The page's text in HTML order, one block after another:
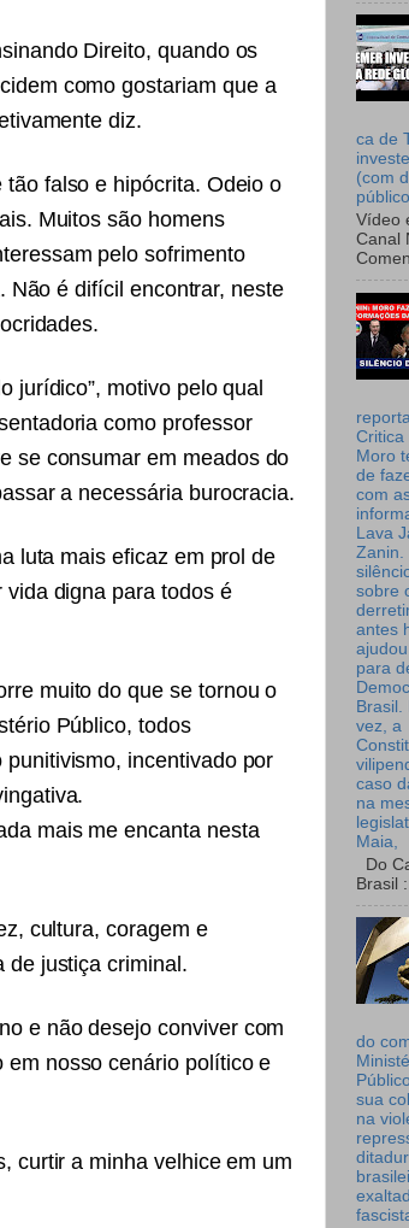
Direito, quando os
como gostariam que a
diz.
falso e hipócrita. Odeio o
Muitos são homens
pelo sofrimento
Não é difícil encontrar, neste
jurídico”, motivo pelo qual
como professor
se consumar em meados do
a necessária burocracia.
luta mais eficaz em prol de
vida digna para todos é
muito do que se tornou o
Público, todos
incentivado por
mais me encanta nesta
cultura, coragem e
de justiça criminal.
e não desejo conviver com
em nosso cenário político e
curtir a minha velhice em um
ca de
(com
Vídeo
Canal
Critica
Moro
de
com
Lava
Zanin.
sobre
antes
para
Brasil.
vez, a
caso
na
Maia,
Do
Brasil :
do
sua
na